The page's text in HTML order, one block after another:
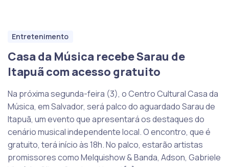
Entretenimento
Casa da Música recebe Sarau de
Itapuã com acesso gratuito
Na próxima segunda-feira (3), o Centro Cultural Casa da
Música, em Salvador, será palco do aguardado Sarau de
Itapuã, um evento que apresentará os destaques do
cenário musical independente local. O encontro, que é
gratuito, terá início às 18h. No palco, estarão artistas
promissores como Melquishow & Banda, Adson, Gabriele